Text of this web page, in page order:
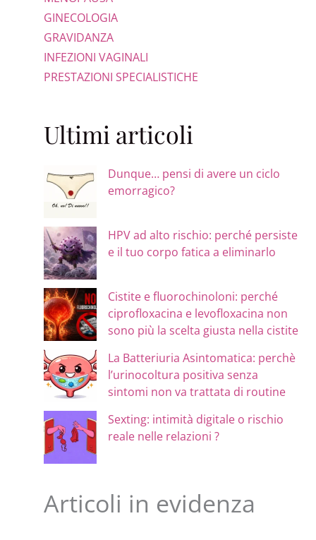
GINECOLOGIA
GRAVIDANZA
INFEZIONI VAGINALI
PRESTAZIONI SPECIALISTICHE
Ultimi articoli
Dunque… pensi di avere un ciclo
emorragico?
HPV ad alto rischio: perché persiste
e il tuo corpo fatica a eliminarlo
Cistite e fluorochinoloni: perché
ciprofloxacina e levofloxacina non
sono più la scelta giusta nella cistite
La Batteriuria Asintomatica: perchè
l’urinocoltura positiva senza
sintomi non va trattata di routine
Sexting: intimità digitale o rischio
reale nelle relazioni ?
Articoli in evidenza